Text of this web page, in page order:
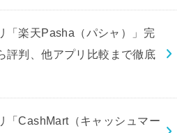
「楽天Pasha（パシャ）」完
評判、他アプリ比較まで徹底
「CashMart（キャッシュマー